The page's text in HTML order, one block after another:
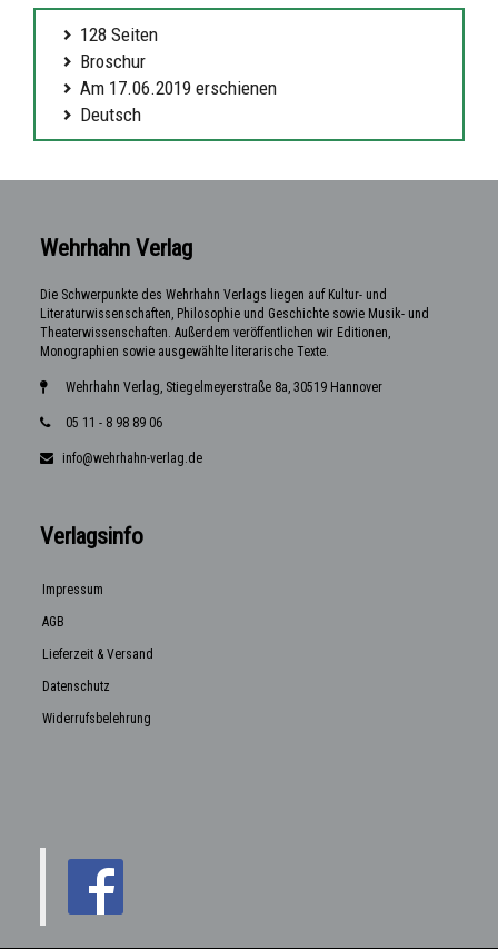
128 Seiten
Broschur
Am 17.06.2019 erschienen
Deutsch
Wehrhahn Verlag
Die Schwerpunkte des Wehrhahn Verlags liegen auf Kultur- und
Literaturwissenschaften, Philosophie und Geschichte sowie Musik- und
Theaterwissenschaften. Außerdem veröffentlichen wir Editionen,
Monographien sowie ausgewählte literarische Texte.
Wehrhahn Verlag, Stiegelmeyerstraße 8a, 30519 Hannover
05 11 - 8 98 89 06
info@wehrhahn-verlag.de
Verlagsinfo
Impressum
AGB
Lieferzeit & Versand
Datenschutz
Widerrufsbelehrung